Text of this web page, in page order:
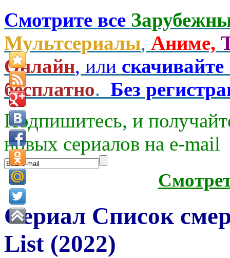
Смотрите все
Мультсериалы, Аниме,
Онлайн, или скачивайте
бесплатно. Без
Подпишитесь, и
новых сериалов на e-mаil
Сериал Список
List (2022)